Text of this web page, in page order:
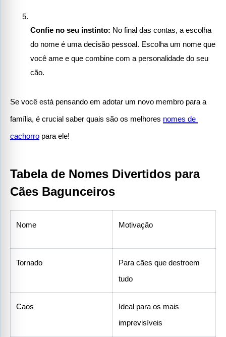
Confie no seu instinto: No final das contas, a escolha
do nome é uma decisão pessoal. Escolha um nome que
você ame e que combine com a personalidade do seu
cão.
Se você está pensando em adotar um novo membro para a
família, é crucial saber quais são os melhores nomes de
cachorro para ele!
Tabela de Nomes Divertidos para
Cães Bagunceiros
Nome Motivação
Tornado
Para cães que destroem
tudo
Caos
Ideal para os mais
imprevisíveis